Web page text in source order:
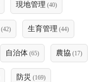
現地管理 (40)
(42) 生育管理 (44)
自治体 (65) 農協 (17)
防災 (169)